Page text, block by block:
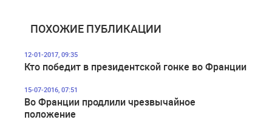
ПОХОЖИЕ ПУБЛИКАЦИИ
12-01-2017, 09:35
Кто победит в президентской гонке во Франции
15-07-2016, 07:51
Во Франции продлили чрезвычайное
положение